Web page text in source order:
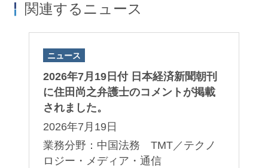
関連するニュース
ニュース
2026年7月19日付 日本経済新聞朝刊
に住田尚之弁護士のコメントが掲載
されました。
2026年7月19日
業務分野：中国法務 TMT／テクノ
ロジー・メディア・通信